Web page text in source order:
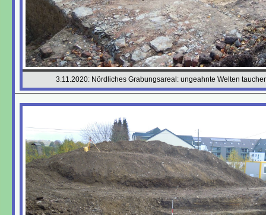
3.11.2020: Nördliches Grabungsareal: ungeahnte Welten